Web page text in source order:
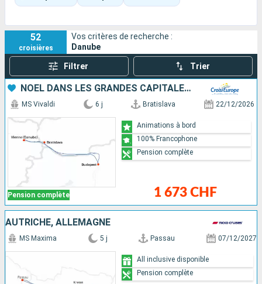
expérience où se mêlent très naturellement capitales
confidentielles.
52
croisières
Vos critères de recherche :
Danube
Filtrer Trier
NOËL DANS LES GRANDES CAPITALES DANUBIENNES
Pension complète
MS Vivaldi 6 j Bratislava 22/12/2026
1 673 CHF
Animations à bord
100% Francophone
Pension complète
AUTRICHE, ALLEMAGNE
MS Maxima 5 j Passau 07/12/2027
All inclusive disponible
Pension complète